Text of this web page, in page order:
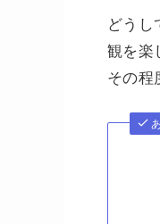
どうし
観を楽
その程